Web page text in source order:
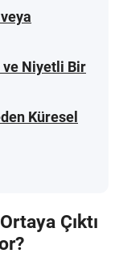
ve Niyetli Bir
Küresel
Çıktı